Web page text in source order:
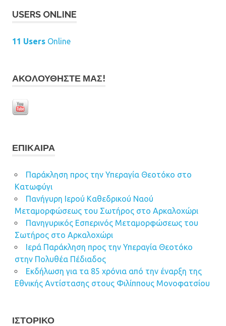
USERS ONLINE
11 Users Online
ΑΚΟΛΟΥΘΉΣΤΕ ΜΑΣ!
ΕΠΊΚΑΙΡΑ
Παράκληση προς την Υπεραγία Θεοτόκο στο
Κατωφύγι
Πανήγυρη Ιερού Καθεδρικού Ναού
Μεταμορφώσεως του Σωτήρος στο Αρκαλοχώρι
Πανηγυρικός Εσπερινός Μεταμορφώσεως του
Σωτήρος στο Αρκαλοχώρι
Ιερά Παράκληση προς την Υπεραγία Θεοτόκο
στην Πολυθέα Πέδιαδος
Εκδήλωση για τα 85 χρόνια από την έναρξη της
Εθνικής Αντίστασης στους Φιλίππους Μονοφατσίου
ΙΣΤΟΡΙΚΌ